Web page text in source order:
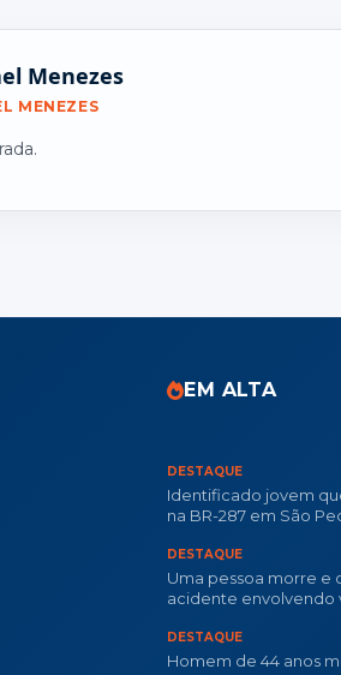
Menezes
MENEZES
EM ALTA
DESTAQUE
Identificado jovem
na BR-287 em São
DESTAQUE
Uma pessoa morre e
acidente envolvendo
DESTAQUE
Homem de 44 anos